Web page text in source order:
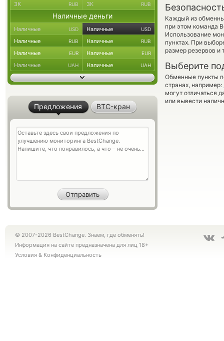
Каждый из
при этом команда
Использование
пунктах. При
размер резервов и
Выберите
Обменные пункты
странах, например:
могут отличаться
или вывести
ЗК RUB ЗК RUB
Наличные деньги
Наличные USD Наличные USD
Наличные RUB Наличные RUB
Наличные EUR Наличные EUR
Наличные UAH Наличные UAH
Предложения BTC-кран
© 2007-2026 BestChange. Знаем, где обменять!
Информация на сайте предназначена для лиц 18+
Условия & Конфиденциальность